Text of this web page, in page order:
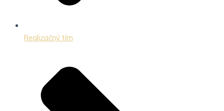
Realizačný tím